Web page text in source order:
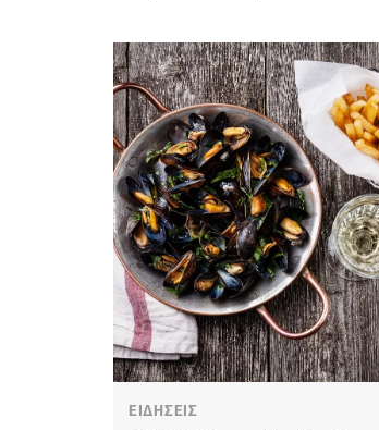
ΕΙΔΗΣΕΙΣ